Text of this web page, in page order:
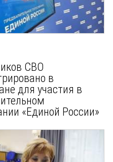
СВО
в
для участия в
«Единой России»